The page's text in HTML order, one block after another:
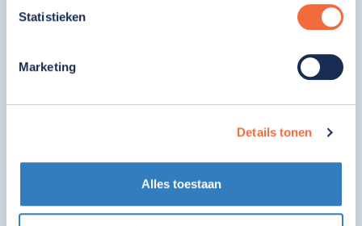
Statistieken
Marketing
Details tonen
Alles toestaan
per september 2026, inwerken kan